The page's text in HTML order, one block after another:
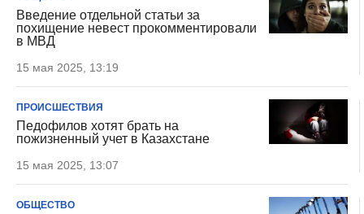
Введение отдельной статьи за
похищение невест прокомментировали
в МВД
15 мая 2025, 13:19
ПРОИСШЕСТВИЯ
Педофилов хотят брать на
пожизненный учет в Казахстане
15 мая 2025, 13:07
ОБЩЕСТВО